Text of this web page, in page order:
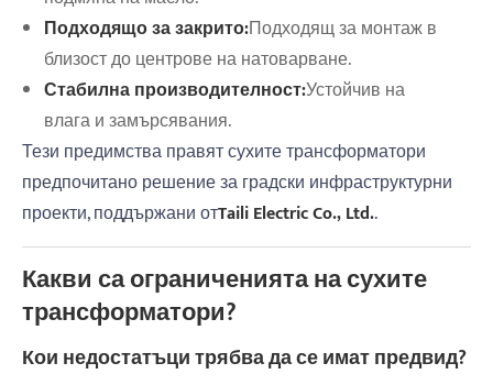
Подходящо за закрито:Подходящ за монтаж в
близост до центрове на натоварване.
Стабилна производителност:Устойчив на
влага и замърсявания.
Тези предимства правят сухите трансформатори
предпочитано решение за градски инфраструктурни
проекти, поддържани отTaili Electric Co., Ltd..
Какви са ограниченията на сухите
трансформатори?
Кои недостатъци трябва да се имат предвид?